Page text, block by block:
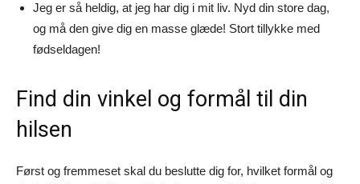
Jeg er så heldig, at jeg har dig i mit liv. Nyd din store dag,
og må den give dig en masse glæde! Stort tillykke med
fødseldagen!
Find din vinkel og formål til din
hilsen
Først og fremmeset skal du beslutte dig for, hvilket formål og